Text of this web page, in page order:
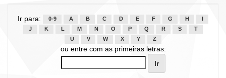
Ir para: 0-9 A B C D E F G H
J
K L M N O P Q R S
T
U
V W X Y Z
ou entre com as primeiras letras: